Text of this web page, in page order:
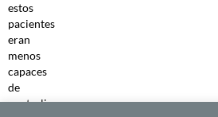
estos
pacientes
eran
menos
capaces
de
neutralizar